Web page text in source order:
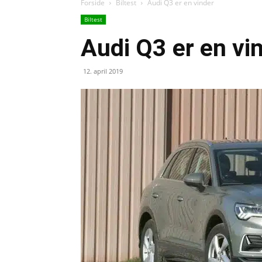
Forside Biltest Audi Q3 er en vinder
Biltest
Audi Q3 er en
12. april 2019